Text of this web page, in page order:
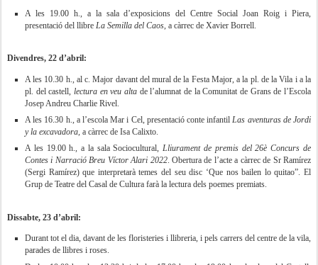
A les 19.00 h., a la sala d’exposicions del Centre Social Joan Roig i Piera,
presentació del llibre La Semilla del Caos, a càrrec de Xavier Borrell.
Divendres, 22 d’abril:
A les 10.30 h., al c. Major davant del mural de la Festa Major, a la pl. de la Vila i a la
pl. del castell, lectura en veu altade l’alumnat de la Comunitat de Grans de l’Escola
Josep Andreu Charlie Rivel.
A les 16.30 h., a l’escola Mar i Cel, presentació conte infantilLas aventuras de Jordi
y la excavadora, a càrrec de Isa Calixto.
A les 19.00 h., a la sala Sociocultural,Lliurament de premis del 26è Concurs de
Contes i Narració Breu Víctor Alari 2022. Obertura de l’acte a càrrec de Sr Ramírez
(Sergi Ramírez) que interpretarà temes del seu disc ‘Que nos bailen lo quitao”. El
Grup de Teatre del Casal de Cultura farà la lectura dels poemes premiats.
Dissabte, 23 d’abril:
Durant tot el dia, davant de les floristeries i llibreria, i pels carrers del centre de la vila,
parades de llibres i roses.